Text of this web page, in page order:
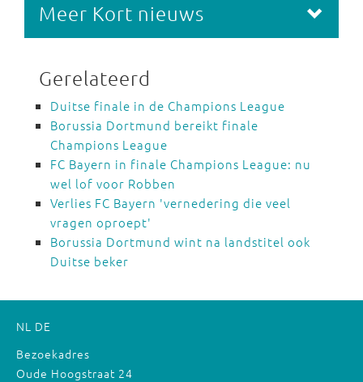
Meer Kort nieuws
Gerelateerd
Duitse finale in de Champions League
Borussia Dortmund bereikt finale
Champions League
FC Bayern in finale Champions League: nu
wel lof voor Robben
Verlies FC Bayern 'vernedering die veel
vragen oproept'
Borussia Dortmund wint na landstitel ook
Duitse beker
NL DE
Bezoekadres
Oude Hoogstraat 24